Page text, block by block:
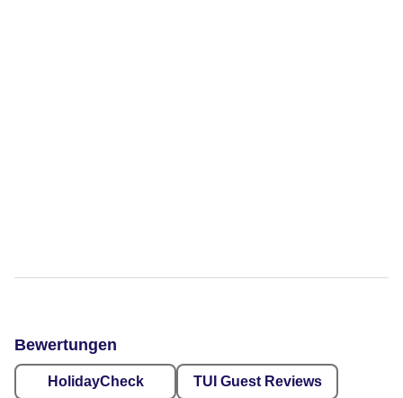
Bewertungen
HolidayCheck TUI Guest Reviews